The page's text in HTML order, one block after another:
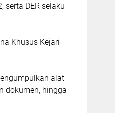
serta DER selaku
Khusus Kejari
alat
dokumen, hingga